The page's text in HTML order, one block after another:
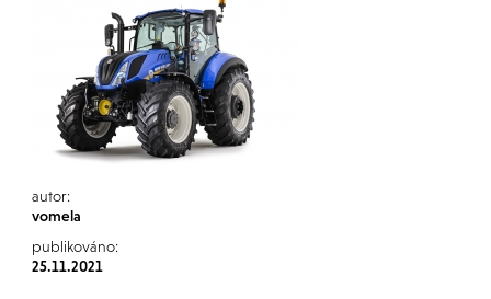
autor:
vomela
publikováno:
25.11.2021